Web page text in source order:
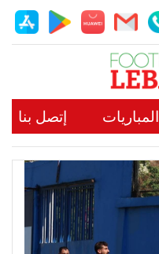
المباريات إتصل بنا